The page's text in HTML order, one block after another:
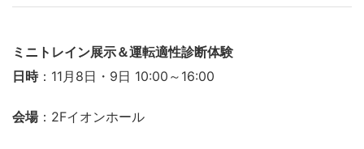
ミニトレイン展示＆運転適性診断体験
日時：11月8日・9日 10:00～16:00
会場：2Fイオンホール